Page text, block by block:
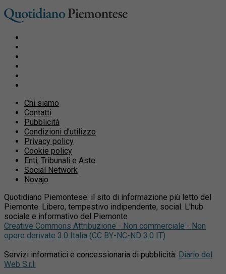
Chi siamo
Contatti
Pubblicità
Condizioni d’utilizzo
Privacy policy
Cookie policy
Enti, Tribunali e Aste
Social Network
Novajo
Quotidiano Piemontese: il sito di informazione più letto del
Piemonte. Libero, tempestivo indipendente, social. L'hub
sociale e informativo del Piemonte
Creative Commons Attribuzione - Non commerciale - Non
opere derivate 3.0 Italia (CC BY-NC-ND 3.0 IT)
Servizi informatici e concessionaria di pubblicità: Diario del
Web S.r.l.